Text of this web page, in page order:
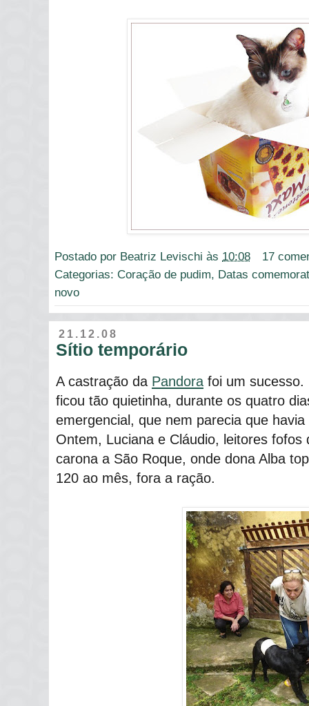
Postado por Beatriz Levischi às 10:08
17
Categorias: Coração de pudim, Datas
novo
21.12.08
Sítio temporário
A castração da Pandorafoi um sucesso.
ficou tão quietinha, durante os quatro
emergencial, que nem parecia que
Ontem, Luciana e Cláudio, leitores fofos
carona a São Roque, onde dona Alba
120 ao mês, fora a ração.